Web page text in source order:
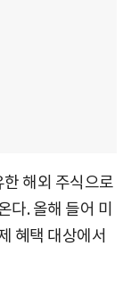
해외 주식으로
다. 올해 들어 미
혜택 대상에서